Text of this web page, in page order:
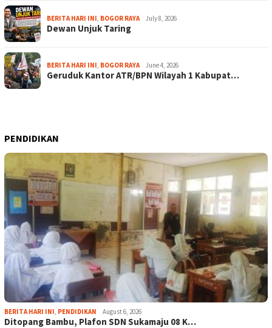
BERITA HARI INI, BOGOR RAYA July 8, 2026
Dewan Unjuk Taring
BERITA HARI INI, BOGOR RAYA June 4, 2026
Geruduk Kantor ATR/BPN Wilayah 1 Kabupat…
PENDIDIKAN
BERITA HARI INI, PENDIDIKAN August 6, 2026
Ditopang Bambu, Plafon SDN Sukamaju 08 K…